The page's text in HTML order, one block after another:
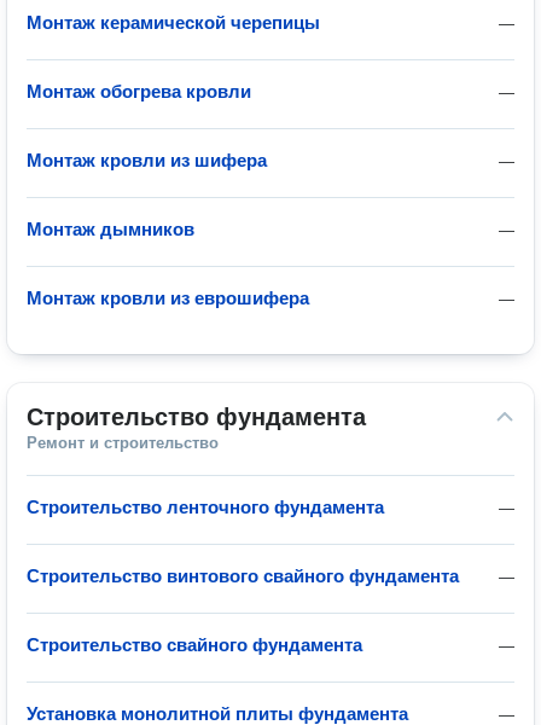
—
Монтаж керамической черепицы
—
Монтаж обогрева кровли
—
Монтаж кровли из шифера
—
Монтаж дымников
—
Монтаж кровли из еврошифера
Строительство фундамента
Ремонт и строительство
—
Строительство ленточного фундамента
—
Строительство винтового свайного фундамента
—
Строительство свайного фундамента
—
Установка монолитной плиты фундамента